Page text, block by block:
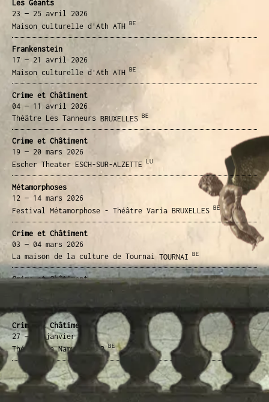
Les Géants
23 — 25 avril 2026
Maison culturelle d'Ath ATH BE
Frankenstein
17 — 21 avril 2026
Maison culturelle d'Ath ATH BE
Crime et Châtiment
04 — 11 avril
2026
Théâtre Les Tanneurs BRUXELLES BE
Crime et Châtiment
19 — 20 mars 2026
Escher Theater ESCH-SUR-ALZETTE LU
Métamorphoses
12 — 14 mars 2026
Festival Métamorphose - Théâtre Varia BRUXELLES BE
Crime et Châtiment
03 — 04 mars 2026
La maison de la culture de Tournai TOURNAI BE
Crime et Châtiment
Crime et Châtiment
27 — 31 janvier2026
Théâtre de Namur
NAMURBE